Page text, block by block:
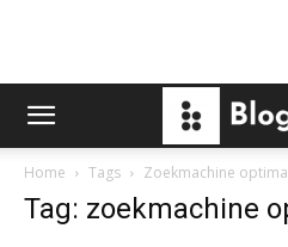
Home Tags Zoekmachine
Tag: zoekmachine